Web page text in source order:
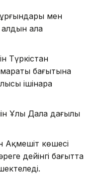
мен
ала
Түркістан
бағытына
ішінара
Ұлы Дала даңғылы
Ақмешіт көшесі
дейінгі бағытта